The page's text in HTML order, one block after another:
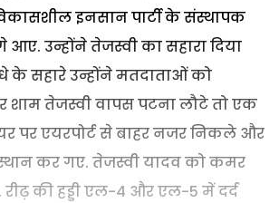
इनसान पार्टी के संस्थापक
उन्होंने तेजस्वी का सहारा दिया
सहारे उन्होंने मतदाताओं को
शाम तेजस्वी वापस पटना लौटे तो एक
पर एयरपोर्ट से बाहर नजर निकले और
कर गए. तेजस्वी यादव को कमर
रीढ़ की हड्डी एल-4 और एल-5 में दर्द